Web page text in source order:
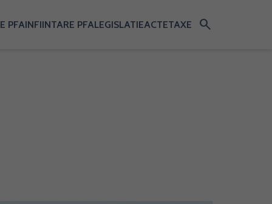
PFAINFIINTARE PFALEGISLATIEACTETAXE search